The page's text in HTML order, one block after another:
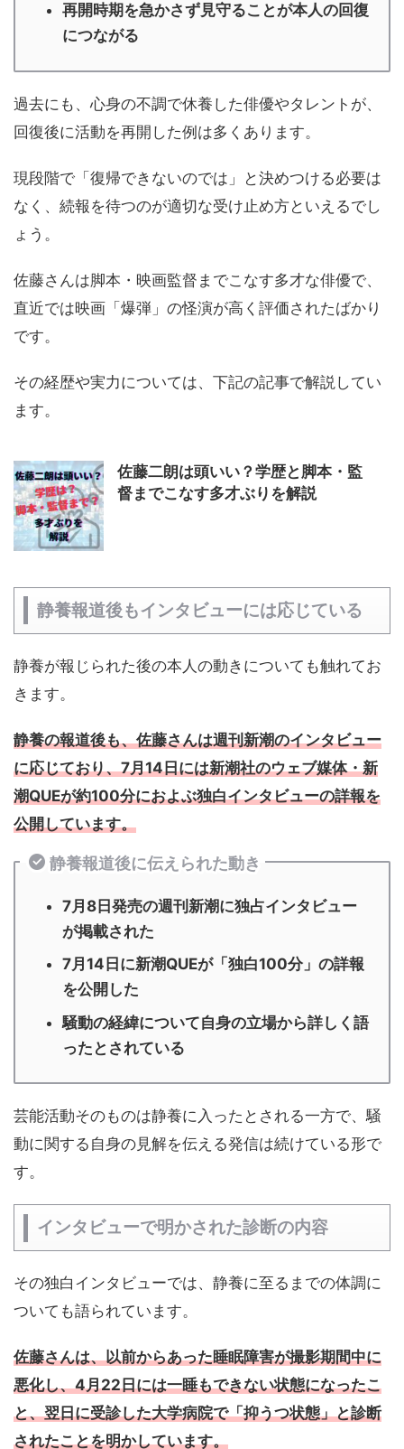
再開時期を急かさず見守ることが本人の回復
につながる
過去にも、心身の不調で休養した俳優やタレントが、
回復後に活動を再開した例は多くあります。
現段階で「復帰できないのでは」と決めつける必要は
なく、続報を待つのが適切な受け止め方といえるでし
ょう。
佐藤さんは脚本・映画監督までこなす多才な俳優で、
直近では映画「爆弾」の怪演が高く評価されたばかり
です。
その経歴や実力については、下記の記事で解説してい
ます。
佐藤二朗は頭いい？学歴と脚本・監
督までこなす多才ぶりを解説
静養報道後もインタビューには応じている
静養が報じられた後の本人の動きについても触れてお
きます。
静養の報道後も、佐藤さんは週刊新潮のインタビュー
に応じており、7月14日には新潮社のウェブ媒体・新
潮QUEが約100分におよぶ独白インタビューの詳報を
公開しています。
静養報道後に伝えられた動き
7月8日発売の週刊新潮に独占インタビュー
が掲載された
7月14日に新潮QUEが「独白100分」の詳報
を公開した
騒動の経緯について自身の立場から詳しく語
ったとされている
芸能活動そのものは静養に入ったとされる一方で、騒
動に関する自身の見解を伝える発信は続けている形で
す。
インタビューで明かされた診断の内容
その独白インタビューでは、静養に至るまでの体調に
ついても語られています。
佐藤さんは、以前からあった睡眠障害が撮影期間中に
悪化し、4月22日には一睡もできない状態になったこ
と、翌日に受診した大学病院で「抑うつ状態」と診断
されたことを明かしています。